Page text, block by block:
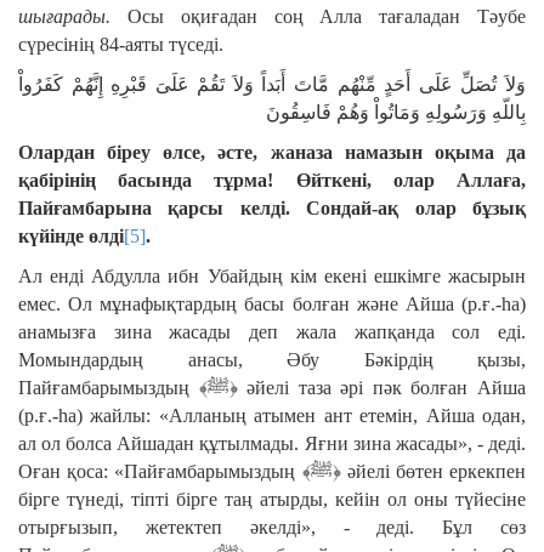
шығарады. Осы оқиғадан соң Алла тағаладан Тәубе
сүресінің 84-аяты түседі.
وَلاَ تُصَلِّ عَلَى أَحَدٍ مِّنْهُم مَّاتَ أَبَداً وَلاَ تَقُمْ عَلَىَ قَبْرِهِ إِنَّهُمْ كَفَرُواْ
بِاللّهِ وَرَسُولِهِ وَمَاتُواْ وَهُمْ فَاسِقُونَ
Олардан біреу өлсе, әсте, жаназа намазын оқыма да
қабірінің басында тұрма! Өйткені, олар Аллаға,
Пайғамбарына қарсы келді. Сондай-ақ олар бұзық
күйінде өлді[5].
Ал енді Абдулла ибн Убайдың кім екені ешкімге жасырын
емес. Ол мұнафықтардың басы болған және Айша (р.ғ.-һа)
анамызға зина жасады деп жала жапқанда сол еді.
Момындардың анасы, Әбу Бәкірдің қызы,
Пайғамбарымыздың ﴾ﷺ﴿ әйелі таза әрі пәк болған Айша
(р.ғ.-һа) жайлы: «Алланың атымен ант етемін, Айша одан,
ал ол болса Айшадан құтылмады. Яғни зина жасады», - деді.
Оған қоса: «Пайғамбарымыздың ﴾ﷺ﴿ әйелі бөтен еркекпен
бірге түнеді, тіпті бірге таң атырды, кейін ол оны түйесіне
отырғызып, жетектеп әкелді», - деді. Бұл сөз